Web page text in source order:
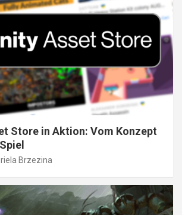
Store in Aktion: Vom Konzept
Brzezina